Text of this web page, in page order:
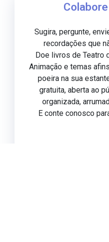
Sugira, pergunte,
recordações que
Doe livros de Teatro
Animação e temas
poeira na sua
gratuita, aberta ao
organizada,
E conte conosco